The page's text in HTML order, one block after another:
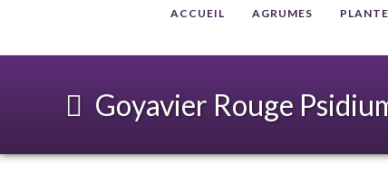
ACCUEIL AGRUMES
Goyavier Rouge